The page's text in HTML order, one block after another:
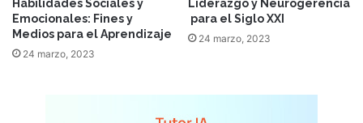
Habilidades Sociales y
Emocionales: Fines y
Medios para el Aprendizaje
24 marzo, 2023
Liderazgo y Neurogerencia
para el Siglo XXI
24 marzo, 2023